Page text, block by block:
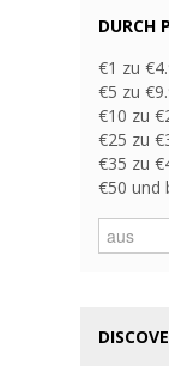
DURCH
€1 zu
€5 zu
€10 zu
€25 zu
€35 zu
€50 und